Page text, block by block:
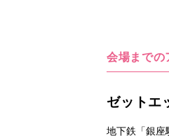
会場までの
ゼットエ
地下鉄「銀座